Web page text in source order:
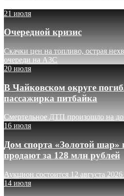
21 июля
Очередной кризис
Скачки цен на топливо, острая
очереди на АЗС
20 июля
В Чайковском округе
пассажирка питбайка
Смертельное ДТП произошло на
16 июля
Дом спорта «Золотой шар»
продают за 128 млн рублей
Аукцион состоится 12 августа 2026
14 июля